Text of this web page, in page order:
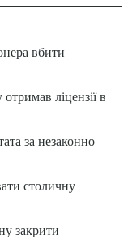
вбити
ліцензії в
за незаконно
столичну
закрити